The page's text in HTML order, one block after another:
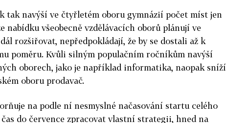
navýší ve čtyřletém oboru gymnázií počet míst jen
nabídku všeobecně vzdělávacích oborů plánují ve
rozšiřovat, nepředpokládají, že by se dostali až k
poměru. Kvůli silným populačním ročníkům navýší
oborech, jako je například informatika, naopak sníží
oboru prodavač.
na podle ní nesmyslné načasování startu celého
čas do července zpracovat vlastní strategii, hned na